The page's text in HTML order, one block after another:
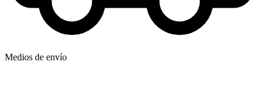
Medios de envío